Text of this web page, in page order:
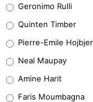
32%
5%
1%
Geronimo Rulli
Quinten Timber
Pierre-Emile
Neal Maupay
Amine Harit
Faris Moumbagna